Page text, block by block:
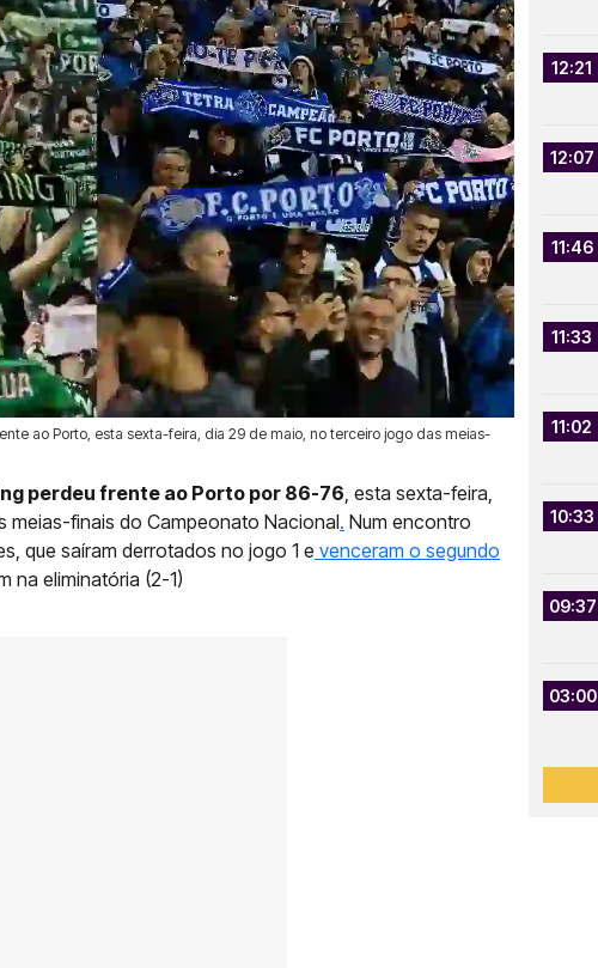
ao Porto, esta sexta-feira, dia 29 de maio, no terceiro jogo das meias-
perdeu frente ao Porto por 86-76 , esta sexta-feira,
meias-finais do Campeonato Nacional. Num encontro
que saíram derrotados no jogo 1 e venceram o segundo
na eliminatória (2-1)
12:21
12:07
11:46
11:33
11:02
10:33
09:37
03:00